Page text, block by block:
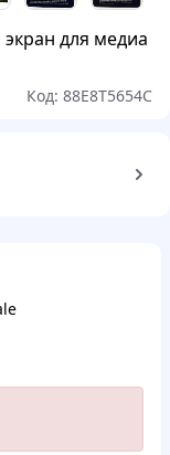
для медиа
Код: 88E8T5654C